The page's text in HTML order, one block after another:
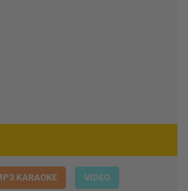
KARAOKE VIDEO